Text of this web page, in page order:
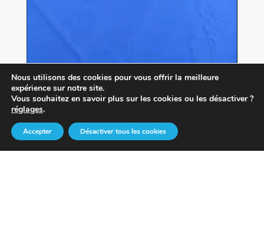
Objectif monitorat – acte 2
Nous utilisons des cookies pour vous offrir la meilleure
expérience sur notre site.
Vous souhaitez en savoir plus sur les cookies ou les désactiver ?
réglages.
Accepter Désactiver tous les cookies